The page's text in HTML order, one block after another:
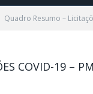
Quadro Resumo –
COVID-19 –